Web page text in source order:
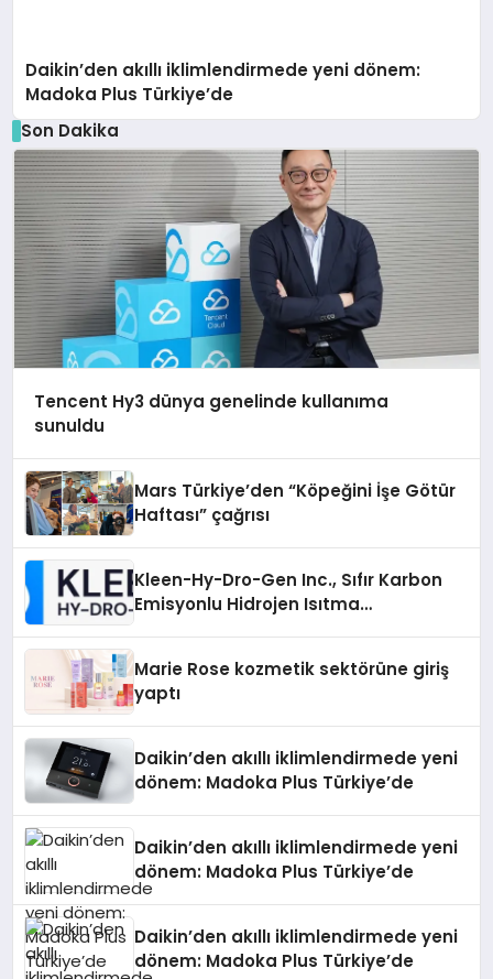
Daikin’den akıllı iklimlendirmede yeni dönem:
Madoka Plus Türkiye’de
Son Dakika
Tencent Hy3 dünya genelinde kullanıma
sunuldu
Mars Türkiye’den “Köpeğini İşe Götür
Haftası” çağrısı
Kleen-Hy-Dro-Gen Inc., Sıfır Karbon
Emisyonlu Hidrojen Isıtma
Marie Rose kozmetik sektörüne giriş
yaptı
Daikin’den akıllı iklimlendirmede yeni
dönem: Madoka Plus Türkiye’de
Daikin’den akıllı iklimlendirmede yeni
dönem: Madoka Plus Türkiye’de
Daikin’den akıllı iklimlendirmede yeni
dönem: Madoka Plus Türkiye’de